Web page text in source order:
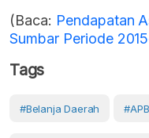
(Baca: Pendapatan
Sumbar Periode
Tags
#belanja Daerah